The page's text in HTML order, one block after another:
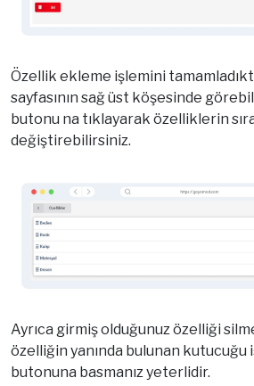
Özellik ekleme işlemini
sayfasının sağ üst köşesinde
butonu na tıklayarak özelliklerin
değiştirebilirsiniz.
Ayrıca girmiş olduğunuz özelliği
özelliğin yanında bulunan kutucuğu
butonuna basmanız yeterlidir.